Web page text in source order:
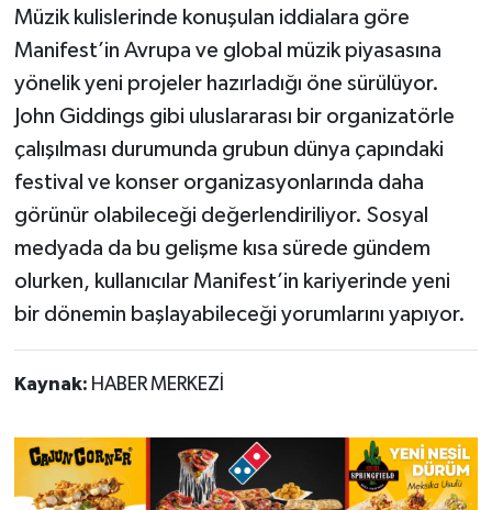
Müzik kulislerinde konuşulan iddialara göre
Manifest’in Avrupa ve global müzik piyasasına
yönelik yeni projeler hazırladığı öne sürülüyor.
John Giddings gibi uluslararası bir organizatörle
çalışılması durumunda grubun dünya çapındaki
festival ve konser organizasyonlarında daha
görünür olabileceği değerlendiriliyor. Sosyal
medyada da bu gelişme kısa sürede gündem
olurken, kullanıcılar Manifest’in kariyerinde yeni
bir dönemin başlayabileceği yorumlarını yapıyor.
Kaynak: HABER MERKEZİ